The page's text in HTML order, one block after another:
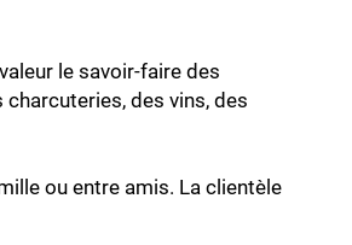
le savoir-faire des
charcuteries, des vins, des
ou entre amis. La clientèle